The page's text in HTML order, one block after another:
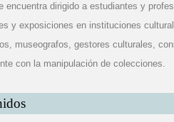
encuentra dirigido a estudiantes y
y exposiciones en instituciones
museografos, gestores culturales,
con la manipulación de colecciones.